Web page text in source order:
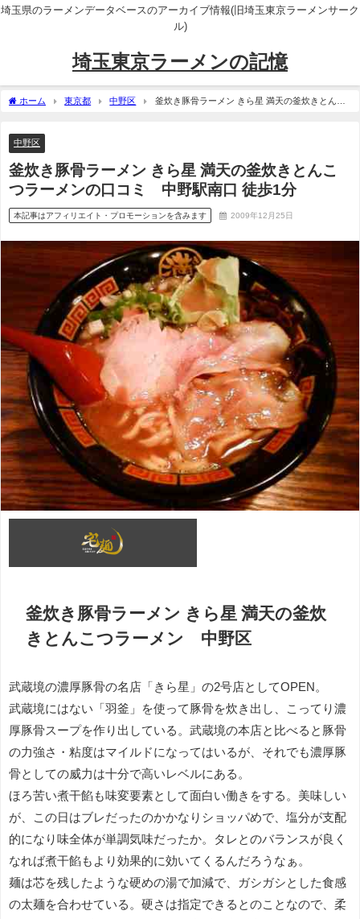
埼玉県のラーメンデータベースのアーカイブ情報(旧埼玉東京ラーメンサーク
ル)
埼玉東京ラーメンの記憶
ホーム 東京都 中野区
釜炊き豚骨ラーメン きら星 満天の釜炊きとんこ
中野区
釜炊き豚骨ラーメン きら星 満天の釜炊きとんこ
つラーメンの口コミ 中野駅南口 徒歩1分
本記事はアフィリエイト・プロモーションを含みます 2009年12月25日
釜炊き豚骨ラーメン きら星 満天の釜炊
きとんこつラーメン 中野区
武蔵境の濃厚豚骨の名店「きら星」の2号店としてOPEN。
武蔵境にはない「羽釜」を使って豚骨を炊き出し、こってり濃
厚豚骨スープを作り出している。武蔵境の本店と比べると豚骨
の力強さ・粘度はマイルドになってはいるが、それでも濃厚豚
骨としての威力は十分で高いレベルにある。
ほろ苦い煮干餡も味変要素として面白い働きをする。美味しい
が、この日はブレだったのかかなりショッパめで、塩分が支配
的になり味全体が単調気味だったか。タレとのバランスが良く
なれば煮干餡もより効果的に効いてくるんだろうなぁ。
麺は芯を残したような硬めの湯で加減で、ガシガシとした食感
の太麺を合わせている。硬さは指定できるとのことなので、柔